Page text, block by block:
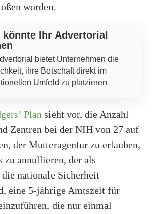
worden.
könnte Ihr Advertorial
bietet Unternehmen die
ihre Botschaft direkt im
Umfeld zu platzieren
Plan sieht vor, die Anzahl
Zentren bei der NIH von 27 auf
der Mutteragentur zu erlauben,
zu annullieren, der als
nationale Sicherheit
eine 5-jährige Amtszeit für
die nur einmal